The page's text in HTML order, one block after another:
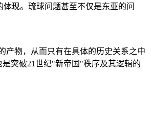
现。琉球问题甚至不仅是东亚的问
产物，从而只有在具体的历史关系之中
突破21世纪"新帝国"秩序及其逻辑的